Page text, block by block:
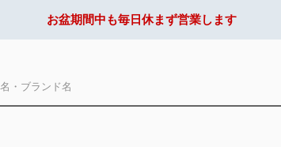
お盆期間中も毎日休まず営業します